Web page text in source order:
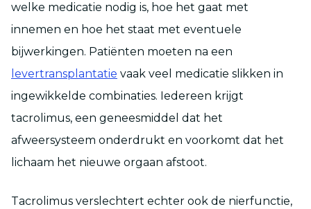
welke medicatie nodig is, hoe het gaat met
innemen en hoe het staat met eventuele
bijwerkingen. Patiënten moeten na een
levertransplantatie vaak veel medicatie slikken in
ingewikkelde combinaties. Iedereen krijgt
tacrolimus, een geneesmiddel dat het
afweersysteem onderdrukt en voorkomt dat het
lichaam het nieuwe orgaan afstoot.
Tacrolimus verslechtert echter ook de nierfunctie,